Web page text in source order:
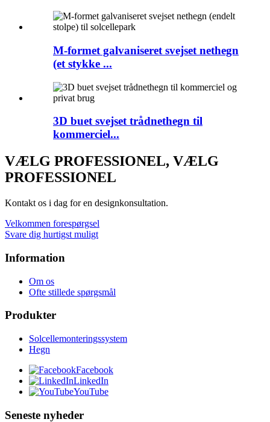
M-formet galvaniseret svejset nethegn
(et stykke ...
3D buet svejset trådnethegn til
kommerciel...
VÆLG PROFESSIONEL, VÆLG
PROFESSIONEL
Kontakt os i dag for en designkonsultation.
Velkommen forespørgsel
Svare dig hurtigst muligt
Information
Om os
Ofte stillede spørgsmål
Produkter
Solcellemonteringssystem
Hegn
Facebook
LinkedIn
YouTube
Seneste nyheder